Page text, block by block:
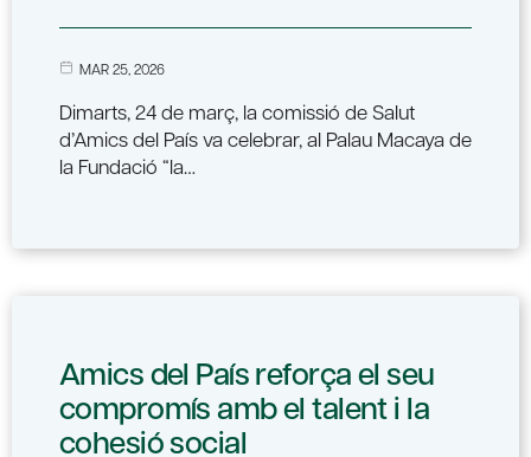
MAR 25, 2026
Dimarts, 24 de març, la comissió de Salut
d’Amics del País va celebrar, al Palau Macaya de
la Fundació “la…
Amics del País reforça el seu
compromís amb el talent i la
cohesió social